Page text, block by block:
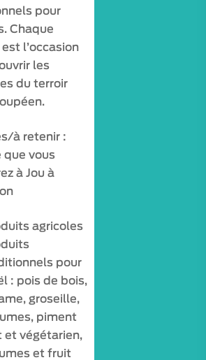
pour
Chaque
l’occasion
les
du terroir
à retenir :
que vous
à Jou à
agricoles
pour
: pois de bois,
groseille,
piment
et végétarien,
et fruit